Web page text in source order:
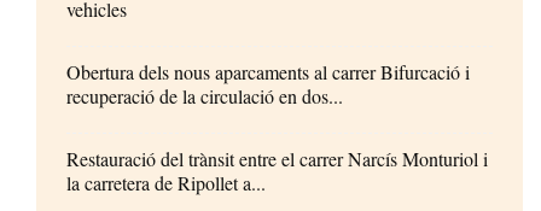
vehicles
Obertura dels nous aparcaments al carrer Bifurcació i
recuperació de la circulació en dos...
Restauració del trànsit entre el carrer Narcís Monturiol i
la carretera de Ripollet a...